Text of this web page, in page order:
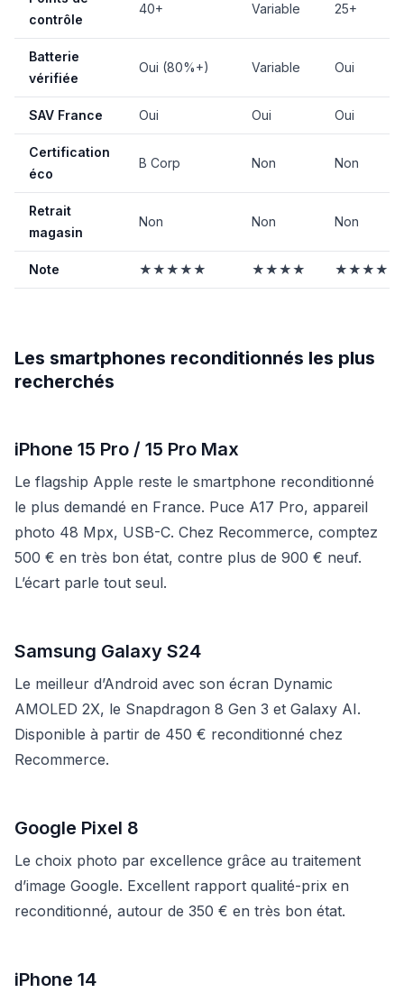
contrôle
40+ Variable 25+
Batterie
vérifiée
Oui (80%+) Variable Oui
SAV France Oui Oui Oui
Certification
éco
B Corp Non Non
Retrait
magasin
Non Non Non
Note ★★★★★ ★★★★ ★★★★
Les smartphones reconditionnés les plus
recherchés
iPhone 15 Pro / 15 Pro Max
Le flagship Apple reste le smartphone reconditionné
le plus demandé en France. Puce A17 Pro, appareil
photo 48 Mpx, USB-C. Chez Recommerce, comptez
500 € en très bon état, contre plus de 900 € neuf.
L’écart parle tout seul.
Samsung Galaxy S24
Le meilleur d’Android avec son écran Dynamic
AMOLED 2X, le Snapdragon 8 Gen 3 et Galaxy AI.
Disponible à partir de 450 € reconditionné chez
Recommerce.
Google Pixel 8
Le choix photo par excellence grâce au traitement
d’image Google. Excellent rapport qualité-prix en
reconditionné, autour de 350 € en très bon état.
iPhone 14